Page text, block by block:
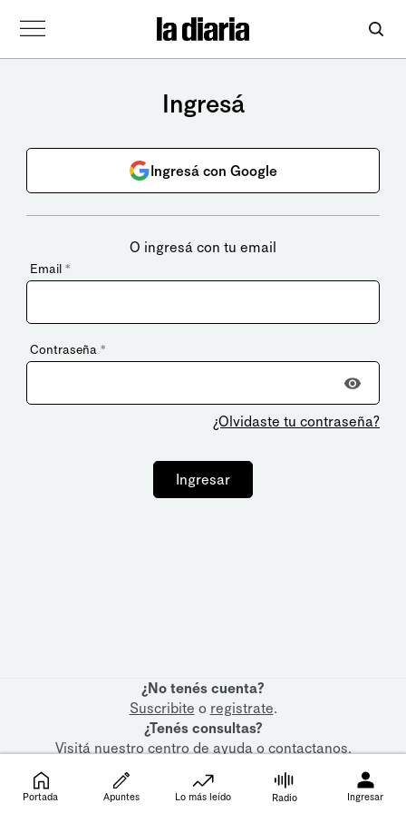
Ingresá
Ingresá con Google
O ingresá con tu email
Email *
Contraseña *
¿Olvidaste tu contraseña?
Ingresar
¿No tenés cuenta?
Suscribite o registrate.
¿Tenés consultas?
Visitá nuestrocentro de ayudaocontactanos.
Portada Apuntes Lo más leído Radio Ingresar